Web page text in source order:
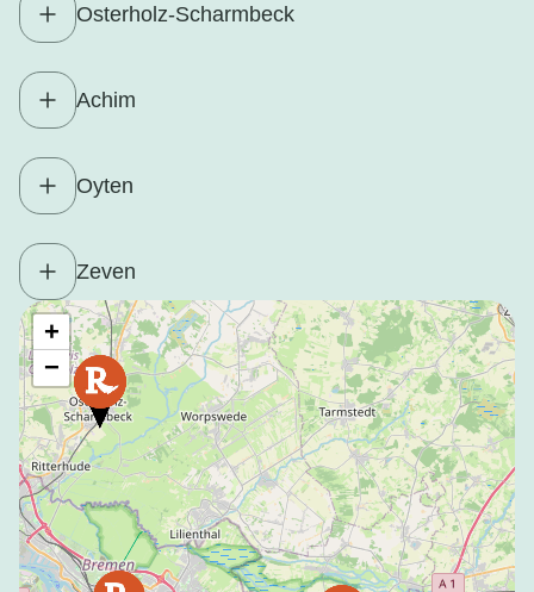
Osterholz-Scharmbeck
Achim
Oyten
Zeven
+
−